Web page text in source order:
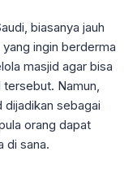
biasanya jauh
ingin berderma
masjid agar bisa
Namun,
dijadikan sebagai
orang dapat
di sana.